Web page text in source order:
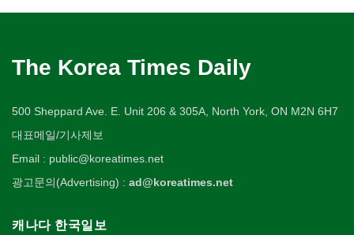
The Korea Times Daily
500 Sheppard Ave. E. Unit 206 & 305A, North York, ON M2N 6H7
대표메일/기사제보
Email : public@koreatimes.net
광고문의(Advertising) : ad@koreatimes.net
캐나다 한국일보